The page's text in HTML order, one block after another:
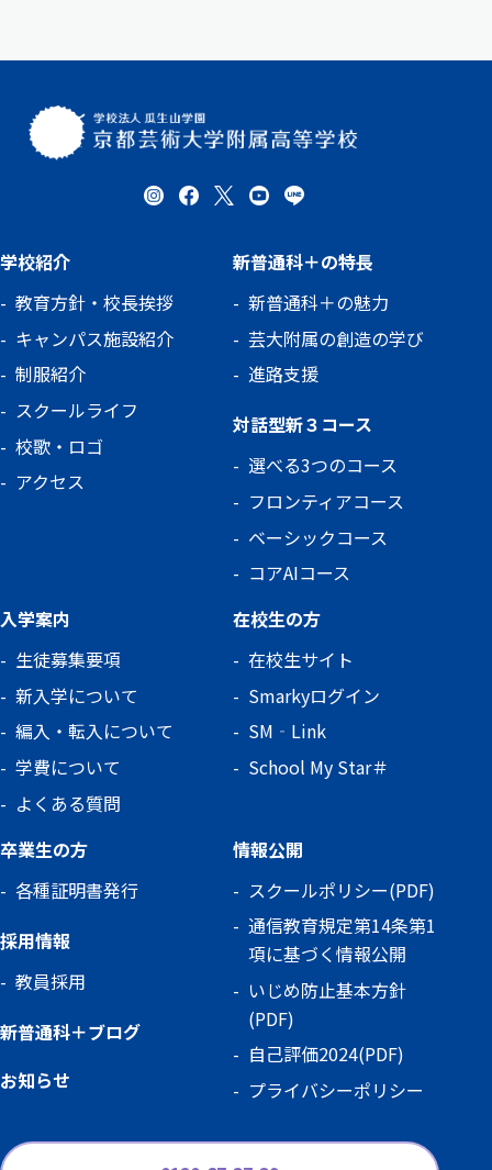
学校紹介
教育方針・校長挨拶
キャンパス施設紹介
制服紹介
スクールライフ
校歌・ロゴ
アクセス
新普通科＋の特長
新普通科＋の魅力
芸大附属の創造の学び
進路支援
対話型新３コース
選べる3つのコース
フロンティアコース
ベーシックコース
コアAIコース
入学案内
生徒募集要項
新入学について
編入・転入について
学費について
よくある質問
在校生の方
在校生サイト
Smarkyログイン
SM‐Link
School My Star＃
卒業生の方
各種証明書発行
採用情報
教員採用
新普通科＋ブログ
お知らせ
情報公開
スクールポリシー(PDF)
通信教育規定第14条第1
項に基づく情報公開
いじめ防止基本方針
(PDF)
自己評価2024(PDF)
プライバシーポリシー